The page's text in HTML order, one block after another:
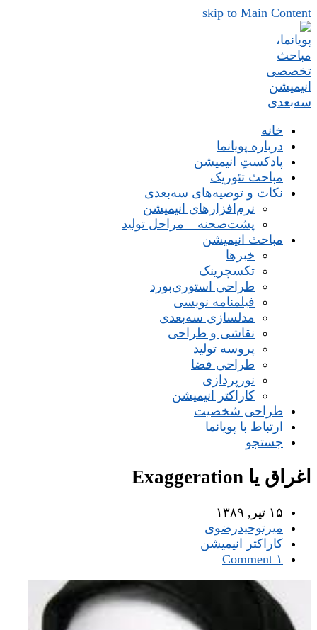
skip to Main Content
خانه
درباره پویانما
پادکستِ انیمیشن
مباحث تئوریک
نکات و توصیه‌های‌ سه‌بعدی
نرم‌افزارهای انیمیشن
پشت‌صحنه – مراحل تولید
مباحث انیمیشن
خبرها
تکسچرینک
طراحی استوری‌بورد
فیلمنامه نویسی
مدلسازی سه‌بعدی
نقاشی و طراحی
پروسه تولید
طراحی فضا
نورپردازی
کاراکتر انیمیشن
طراحی شخصیت
ارتباط با پویانما
جستجو
اغراق یا Exaggeration
۱۵ تیر, ۱۳۸۹
میر‌توحیدرضوی
کاراکتر انیمیشن
۱ Comment